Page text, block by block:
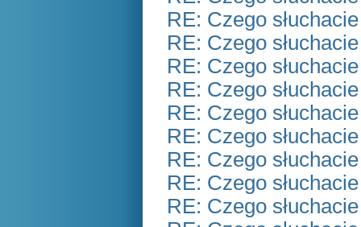
RE: Czego
RE: Czego
RE: Czego
RE: Czego
RE: Czego
RE: Czego
RE: Czego
RE: Czego
RE: Czego